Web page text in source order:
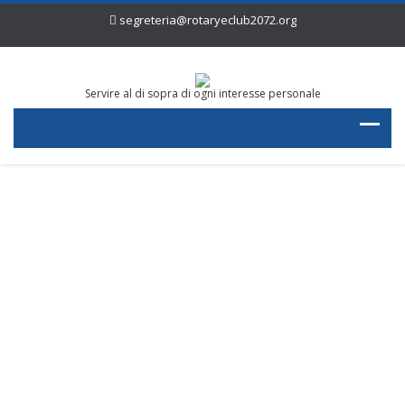
segreteria@rotaryeclub2072.org
Servire al di sopra di ogni interesse personale